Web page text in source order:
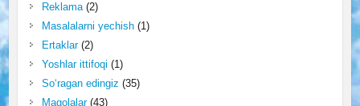
Reklama(2)
Masalalarni yechish(1)
Ertaklar(2)
Yoshlar ittifoqi (1)
So‘ragan edingiz (35)
Maqolalar(43)